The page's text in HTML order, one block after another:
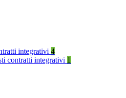
integrativi 4
contratti integrativi 1